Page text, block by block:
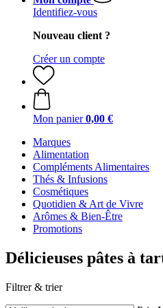
Identifiez-vous
Nouveau client ?
Créer un compte
Mon panier 0,00 €
Marques
Alimentation
Compléments Alimentaires
Thés & Infusions
Cosmétiques
Quotidien & Art de Vivre
Arômes & Bien-Être
Promotions
Délicieuses pâtes à
Filtrer & trier